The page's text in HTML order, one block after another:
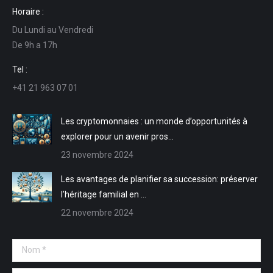
Facebook
s'ouvre
dans
une
LinkedIn
s'ouvre
dans
mail Web
Horaire :
Du Lundi au Vendredi
De 9h a 17h
Tel :
+41 21 963 07 01
Les cryptomonnaies : un monde d’opportunités à
explorer pour un avenir pros…
23 novembre 2024
Les avantages de planifier sa succession: préserver
l’héritage familial en …
22 novembre 2024
Nom *